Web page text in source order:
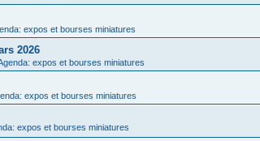
expos et bourses miniatures
2026
expos et bourses miniatures
expos et bourses miniatures
expos et bourses miniatures